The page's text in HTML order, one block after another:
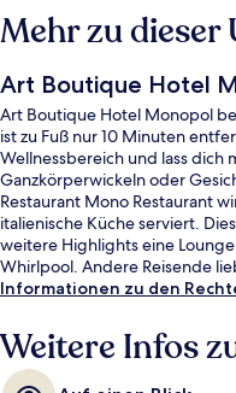
Mehr zu
Art Boutique Hotel
Art Boutique Hotel Monopol
ist zu Fuß nur 10 Minuten
Wellnessbereich und lass dich
Ganzkörperwickeln oder
Restaurant Mono Restaurant
italienische Küche serviert.
weitere Highlights eine
Whirlpool. Andere Reisende
Informationen zu den
Weitere Infos